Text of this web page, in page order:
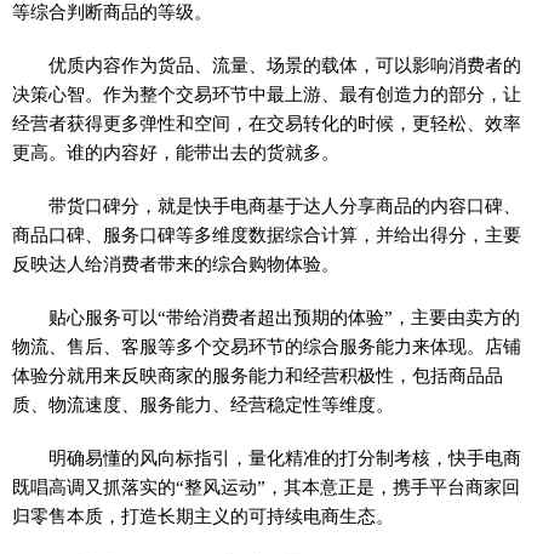
等综合判断商品的等级。
优质内容作为货品、流量、场景的载体，可以影响消费者的
决策心智。作为整个交易环节中最上游、最有创造力的部分，让
经营者获得更多弹性和空间，在交易转化的时候，更轻松、效率
更高。谁的内容好，能带出去的货就多。
带货口碑分，就是快手电商基于达人分享商品的内容口碑、
商品口碑、服务口碑等多维度数据综合计算，并给出得分，主要
反映达人给消费者带来的综合购物体验。
贴心服务可以“带给消费者超出预期的体验”，主要由卖方的
物流、售后、客服等多个交易环节的综合服务能力来体现。店铺
体验分就用来反映商家的服务能力和经营积极性，包括商品品
质、物流速度、服务能力、经营稳定性等维度。
明确易懂的风向标指引，量化精准的打分制考核，快手电商
既唱高调又抓落实的“整风运动”，其本意正是，携手平台商家回
归零售本质，打造长期主义的可持续电商生态。